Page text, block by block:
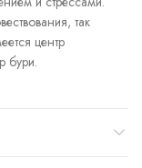
так
центр
бури.